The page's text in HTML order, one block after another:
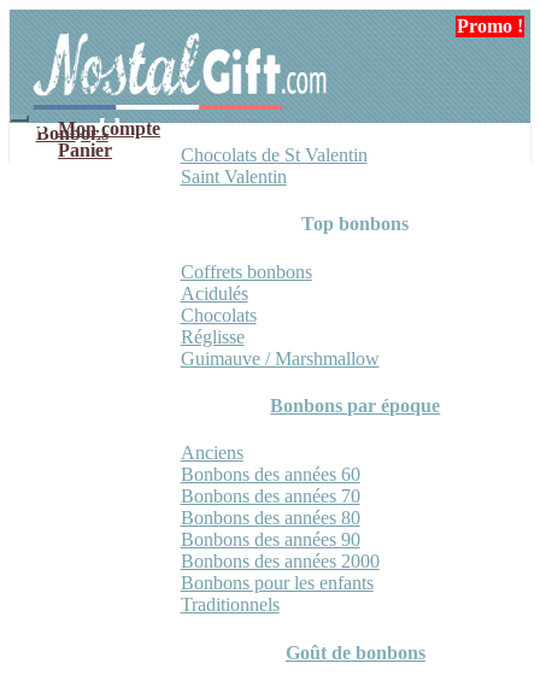
navigation
contenu
Mon compte
Panier
Bonbons
Chocolats de St Valentin
Saint Valentin
Top bonbons
Coffrets bonbons
Acidulés
Chocolats
Réglisse
Guimauve / Marshmallow
Bonbons par époque
Anciens
Bonbons des années 60
Bonbons des années 70
Bonbons des années 80
Bonbons des années 90
Bonbons des années 2000
Bonbons pour les enfants
Traditionnels
Goût de bonbons
Promo !